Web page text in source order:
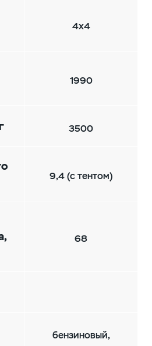
4x4
1990
3500
9,4 (с тентом)
68
бензиновый,